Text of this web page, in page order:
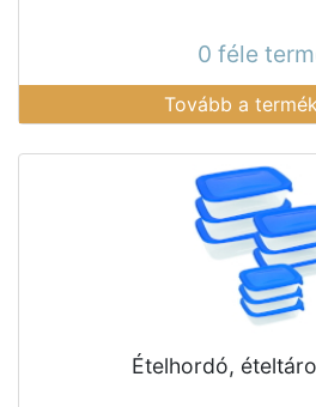
0 féle
Tovább a
Ételhordó,